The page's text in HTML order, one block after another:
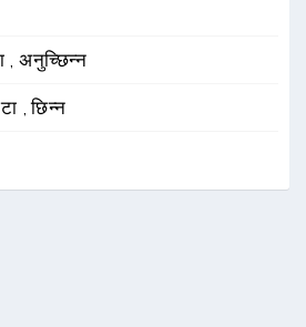
,अनुच्छिन्न
,छिन्न